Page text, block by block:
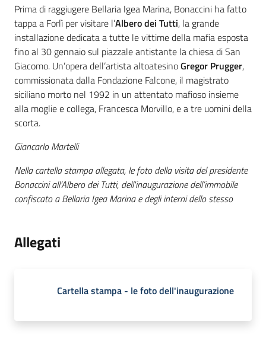
Prima di raggiugere Bellaria Igea Marina, Bonaccini ha fatto
tappa a Forlì per visitare l’Albero dei Tutti, la grande
installazione dedicata a tutte le vittime della mafia esposta
fino al 30 gennaio sul piazzale antistante la chiesa di San
Giacomo. Un’opera dell’artista altoatesinoGregor Prugger,
commissionata dalla Fondazione Falcone, il magistrato
siciliano morto nel 1992 in un attentato mafioso insieme
alla moglie e collega, Francesca Morvillo, e a tre uomini della
scorta.
Giancarlo Martelli
Nella cartella stampa allegata, le foto della visita del presidente
Bonaccini all’Albero dei Tutti, dell'inaugurazione dell’immobile
confiscato a Bellaria Igea Marina e degli interni dello stesso
Allegati
Cartella stampa - le foto dell'inaugurazione